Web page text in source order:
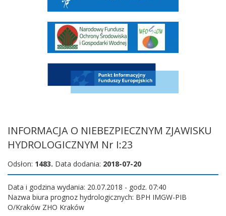
INFORMACJA O NIEBEZPIECZNYM ZJAWISKU
HYDROLOGICZNYM Nr I:23
Odsłon: 1483. Data dodania: 2018-07-20
Data i godzina wydania: 20.07.2018 - godz. 07:40
Nazwa biura prognoz hydrologicznych: BPH IMGW-PIB
O/Kraków ZHO Kraków